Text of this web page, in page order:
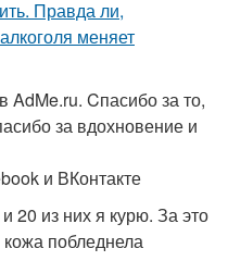
Cпасибо за то,
за вдохновение и
и ВКонтакте
20 из них я курю. За это
кожа побледнела